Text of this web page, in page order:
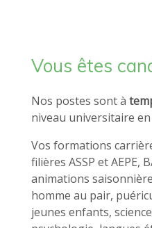
Vous êtes
Nos postes sont à
niveau universitaire en
Vos formations
filières ASSP et AEPE,
animations
homme au pair,
jeunes enfants,